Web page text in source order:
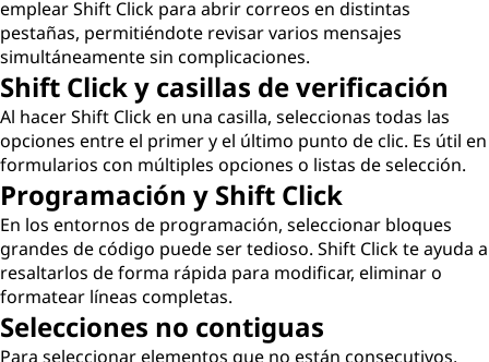
emplear Shift Click para abrir correos en distintas
pestañas, permitiéndote revisar varios mensajes
simultáneamente sin complicaciones.
Shift Click y casillas de verificación
Al hacer Shift Click en una casilla, seleccionas todas las
opciones entre el primer y el último punto de clic. Es útil en
formularios con múltiples opciones o listas de selección.
Programación y Shift Click
En los entornos de programación, seleccionar bloques
grandes de código puede ser tedioso. Shift Click te ayuda a
resaltarlos de forma rápida para modificar, eliminar o
formatear líneas completas.
Selecciones no contiguas
Para seleccionar elementos que no están consecutivos,